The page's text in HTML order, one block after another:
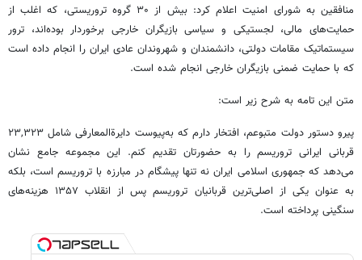
منافقین به شورای امنیت اعلام کرد: بیش از ۳۰ گروه تروریستی، که اغلب از
حمایت‌های مالی، لجستیکی و سیاسی بازیگران خارجی برخوردار بوده‌اند، ترور
سیستماتیک مقامات دولتی، دانشمندان و شهروندان عادی ایران را انجام داده است
که با حمایت ضمنی بازیگران خارجی انجام شده است.
متن این تامه به شرح زیر است:
پیرو دستور دولت متبوعم، افتخار دارم که به‌پیوست دایرةالمعارفی شامل ۲۳,۳۲۳
قربانی ایرانی تروریسم را به حضورتان تقدیم کنم. این مجموعه جامع نشان
می‌دهد که جمهوری اسلامی ایران نه تنها پیشگام در مبارزه با تروریسم است، بلکه
به عنوان یکی از اصلی‌ترین قربانیان تروریسم پس از انقلاب ۱۳۵۷ هزینه‌های
سنگینی پرداخته است.